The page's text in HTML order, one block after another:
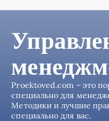
Proektoved.com – это
специально для
Методики и лучшие
специально для вас.